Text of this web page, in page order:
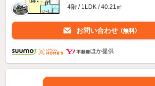
4階 / 1LDK / 40.21㎡
お問い合わせ （無料）
ほか提供